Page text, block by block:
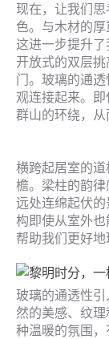
现在，让我们
色。与木材的厚
这进一步提升了
开放式的双层
门。玻璃的通
观连接起来。
群山的环绕，
横跨起居室的
檐。梁柱的韵
远处连绵起伏
构即使从室外
帮助我们更好
玻璃的通透性
然的美感、纹
种温暖的氛围